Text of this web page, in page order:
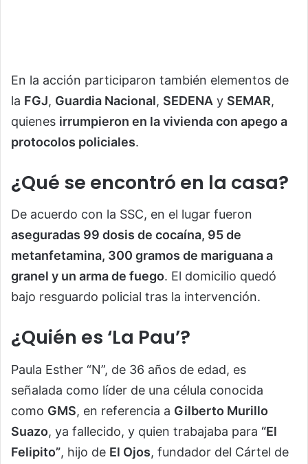
En la acción participaron también elementos de
la FGJ, Guardia Nacional, SEDENA y SEMAR,
quienes irrumpieron en la vivienda con apego a
protocolos policiales.
¿Qué se encontró en la casa?
De acuerdo con la SSC, en el lugar fueron
aseguradas 99 dosis de cocaína, 95 de
metanfetamina, 300 gramos de mariguana a
granel y un arma de fuego. El domicilio quedó
bajo resguardo policial tras la intervención.
¿Quién es ‘La Pau’?
Paula Esther “N”, de 36 años de edad, es
señalada como líder de una célula conocida
como GMS, en referencia a Gilberto Murillo
Suazo, ya fallecido, y quien trabajaba para “El
Felipito”, hijo de El Ojos, fundador del Cártel de